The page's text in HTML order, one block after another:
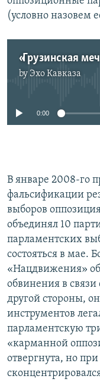
(условно назовем
by Эхо Кавказа
0:00
В январе 2008-го
фальсификации
выборов
объединял 10
парламентских
состояться в мае.
«Нацдвижения»
обвинения в связи
другой стороны,
инструментов
парламентскую
«карманной
отвергнута, но